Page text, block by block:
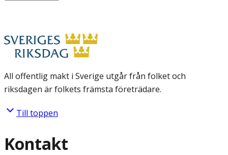
All offentlig makt i Sverige utgår från folket och
riksdagen är folkets främsta företrädare.
Till toppen
Kontakt